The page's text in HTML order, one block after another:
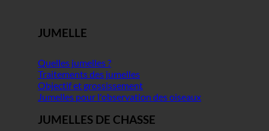
JUMELLE
Quelles jumelles ?
Traitements des jumelles
Objectif et grossissement
Jumelles pour l'observation des oiseaux
JUMELLES DE CHASSE